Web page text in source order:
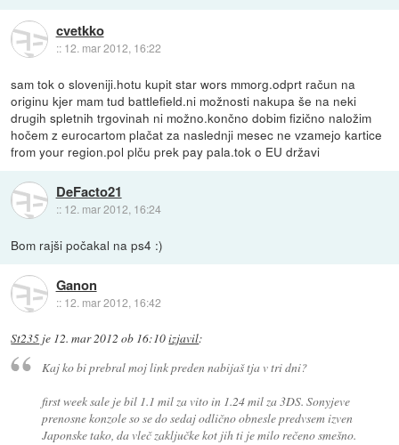
cvetkko
:: 12. mar 2012, 16:22
sam tok o sloveniji.hotu kupit star wors mmorg.odprt račun na
originu kjer mam tud battlefield.ni možnosti nakupa še na neki
drugih spletnih trgovinah ni možno.končno dobim fizično naložim
hočem z eurocartom plačat za naslednji mesec ne vzamejo kartice
from your region.pol plču prek pay pala.tok o EU državi
DeFacto21
:: 12. mar 2012, 16:24
Bom rajši počakal na ps4 :)
Ganon
:: 12. mar 2012, 16:42
St235 je 12. mar 2012 ob 16:10izjavil:
Kaj ko bi prebral moj link preden nabijaš tja v tri dni?
first week sale je bil 1.1 mil za vito in 1.24 mil za 3DS. Sonyjeve
prenosne konzole so se do sedaj odlično obnesle predvsem izven
Japonske tako, da vleč zaključke kot jih ti je milo rečeno smešno.